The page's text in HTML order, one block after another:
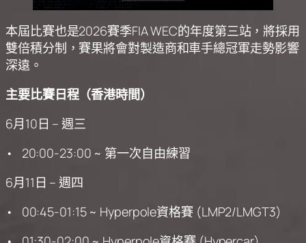
本屆比賽也是2026賽季FIA WEC的年度第三站，將採用
雙倍積分制，賽果將會對製造商和車手總冠軍走勢影響
深遠。
主要比賽日程（香港時間）
6月10日 – 週三
• 20:00-23:00 ~ 第一次自由練習
6月11日 – 週四
• 00:45-01:15 ~ Hyperpole資格賽 (LMP2/LMGT3)